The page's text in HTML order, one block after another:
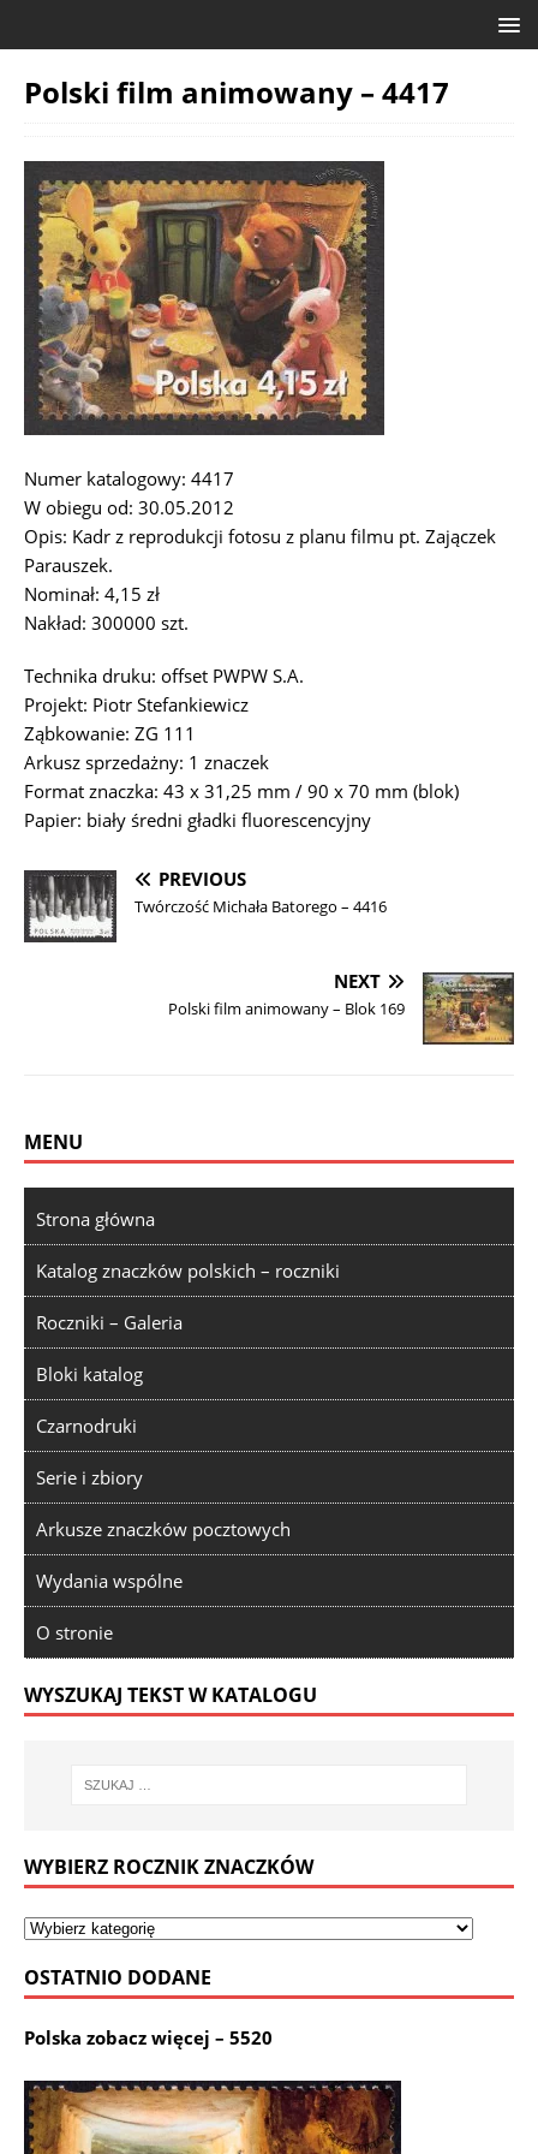
Polski film animowany – 4417
Numer katalogowy: 4417
W obiegu od: 30.05.2012
Opis: Kadr z reprodukcji fotosu z planu filmu pt. Zajączek
Parauszek.
Nominał: 4,15 zł
Nakład: 300000 szt.
Technika druku: offset PWPW S.A.
Projekt: Piotr Stefankiewicz
Ząbkowanie: ZG 111
Arkusz sprzedażny: 1 znaczek
Format znaczka: 43 x 31,25 mm / 90 x 70 mm (blok)
Papier: biały średni gładki fluorescencyjny
PREVIOUS
Twórczość Michała Batorego – 4416
NEXT
Polski film animowany – Blok 169
MENU
Strona główna
Katalog znaczków polskich – roczniki
Roczniki – Galeria
Bloki katalog
Czarnodruki
Serie i zbiory
Arkusze znaczków pocztowych
Wydania wspólne
O stronie
WYSZUKAJ TEKST W KATALOGU
WYBIERZ ROCZNIK ZNACZKÓW
OSTATNIO DODANE
Polska zobacz więcej – 5520